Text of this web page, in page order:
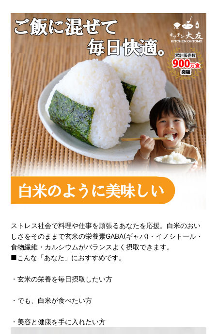
ストレス社会で料理や仕事を頑張るあなたを応援。白米のおい
しさをそのままで玄米の栄養素GABA(ギャバ)・イノシトール・
食物繊維・カルシウムがバランスよく摂取できます。
■こんな「あなた」におすすめです。
・玄米の栄養を毎日摂取したい方
・でも、白米が食べたい方
・美容と健康を手に入れたい方